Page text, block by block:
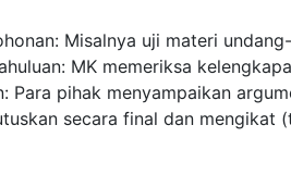
Misalnya uji materi
MK memeriksa
Para pihak menyampaikan
secara final dan mengikat